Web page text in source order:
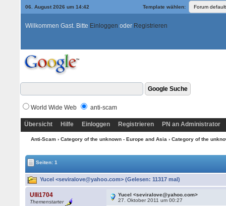
06. August 2026 um 14:42 Template wählen:
Willkommen Gast. Bitte Einloggen oder Registrieren
World Wide Web anti-scam
Übersicht Hilfe Einloggen Registrieren PN an Administrator
Anti-Scam› Category of the unknown - Europe and Asia › Category of the
Seiten: 1
Yucel <seviralove@yahoo.com> (Gelesen: 11317 mal)
Ulli1704
Themenstarter
Yucel <seviralove@yahoo.com>
27. Oktober 2011 um 00:27